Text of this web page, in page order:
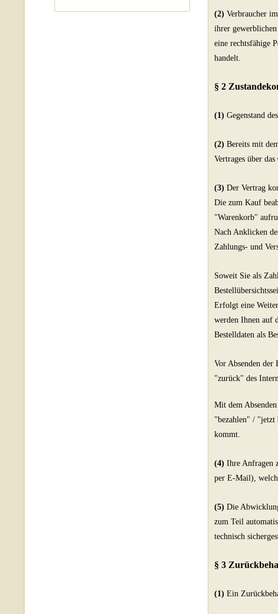
(2) Verbraucher
ihrer
eine rechtsfähige
handelt.
§ 2
(1) Gegenstand
(2) Bereits mit
Vertrages über
(3) Der Vertrag
Die zum Kauf
"Warenkorb"
Nach Anklicken
Zahlungs- und
Soweit Sie als
Erfolgt eine
werden Ihnen auf
Bestelldaten als
Vor Absenden der
"zurück" des
Mit dem
"bezahlen" / "jetzt
kommt.
(4) Ihre Anfragen
per E-Mail),
(5) Die
zum Teil
technisch
§ 3
(1) Ein